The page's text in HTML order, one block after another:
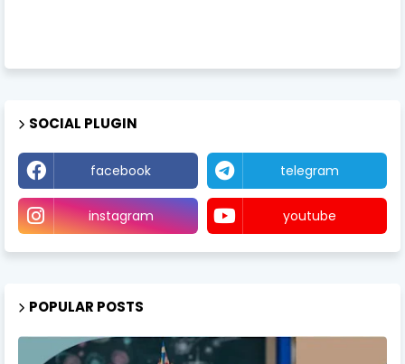
SOCIAL PLUGIN
facebook telegram
instagram youtube
POPULAR POSTS